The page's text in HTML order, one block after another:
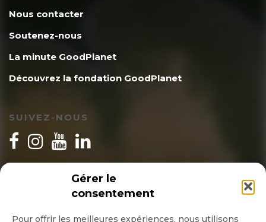
Gérer le
consentement
Pour offrir les meilleures expériences, nous utilisons
Nous contacter
Soutenez-nous
La minute GoodPlanet
Découvrez la fondation GoodPlanet
SUIVEZ-NOUS
INSCRIPTION NEWSLETTER